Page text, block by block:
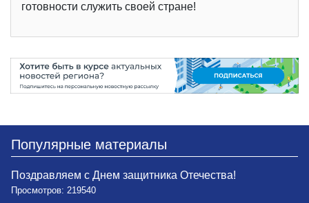
готовности служить своей стране!
Популярные материалы
Поздравляем с Днем защитника Отечества!
Просмотров: 219540